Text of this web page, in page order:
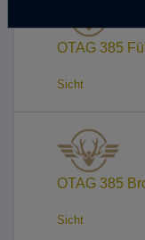
OTAG 385
Sicht
OTAG 385
Sicht